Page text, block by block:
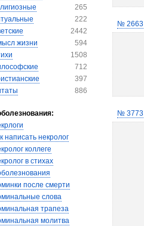
265
222
2442
жизни
594
1508
712
397
886
написать некролог
коллеге
в стихах
после смерти
слова
трапеза
молитва
№ 2663
№ 3773